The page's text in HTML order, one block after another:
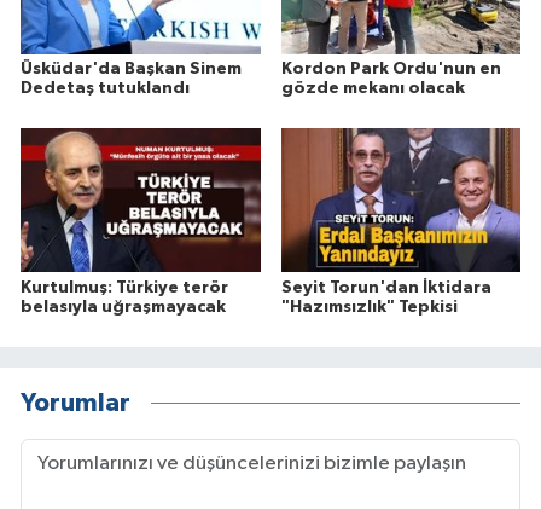
Üsküdar'da Başkan Sinem
Dedetaş tutuklandı
Kordon Park Ordu'nun en
gözde mekanı olacak
Kurtulmuş: Türkiye terör
belasıyla uğraşmayacak
Seyit Torun'dan İktidara
"Hazımsızlık" Tepkisi
Yorumlar